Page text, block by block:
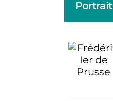
Portrait